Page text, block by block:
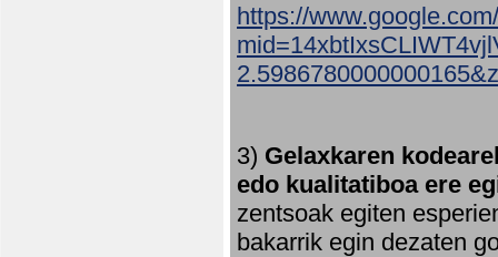
https://
3) Gelaxkaren
edo kualitatiboa ere
zentsoak egiten
bakarrik egin dezaten